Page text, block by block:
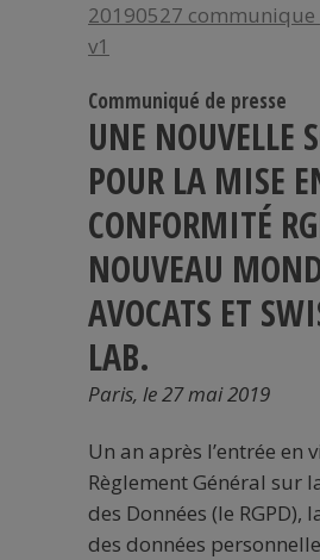
20190527 communique
v1
Communiqué de presse
UNE NOUVELLE
POUR LA MISE
CONFORMITÉ
NOUVEAU
AVOCATS ET
LAB.
Paris, le 27 mai 2019
Un an après l’entrée en
Règlement Général sur
des Données (le RGPD),
des données